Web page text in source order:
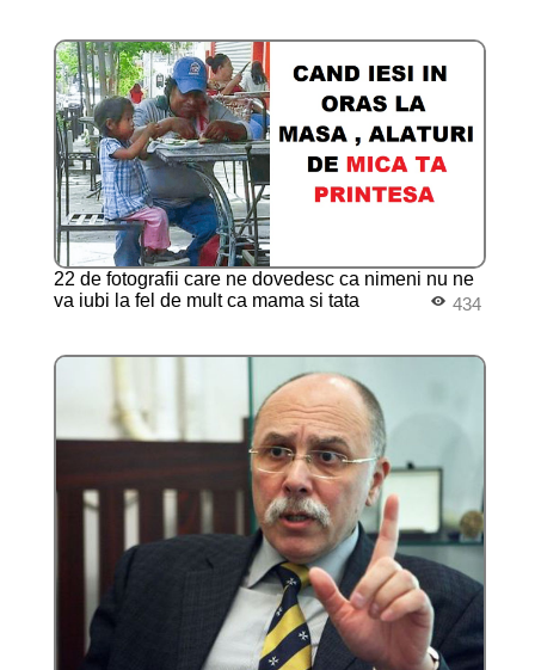
22 de fotografii care ne dovedesc ca nimeni nu ne
va iubi la fel de mult ca mama si tata
434